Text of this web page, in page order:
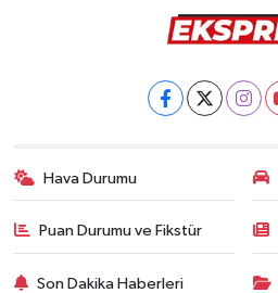
Hava Durumu
Puan Durumu ve Fikstür
Son Dakika Haberleri